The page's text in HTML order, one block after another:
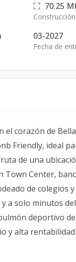
70.25
Construcción
03-2027
Fecha de
el corazón de
Friendly, ideal
de una
Town Center,
de colegios y
a solo minutos
deportivo de
y alta